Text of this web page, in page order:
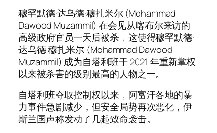
穆罕默德·达乌德·穆扎米尔 (Mohammad
Dawood Muzammil) 在会见从喀布尔来访的
高级政府官员一天后被杀，这使得穆罕默德·
达乌德·穆扎米尔 (Mohammad Dawood
Muzammil) 成为自塔利班于 2021 年重新掌权
以来被杀害的级别最高的人物之一。
自塔利班夺取控制权以来，阿富汗各地的暴
力事件急剧减少，但安全局势再次恶化，伊
斯兰国声称发动了几起致命袭击。